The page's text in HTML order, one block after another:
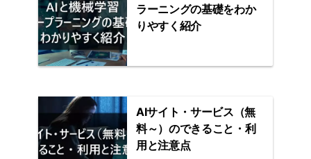
ラーニングの基礎をわか
りやすく紹介
AIサイト・サービス（無
料～）のできること・利
用と注意点